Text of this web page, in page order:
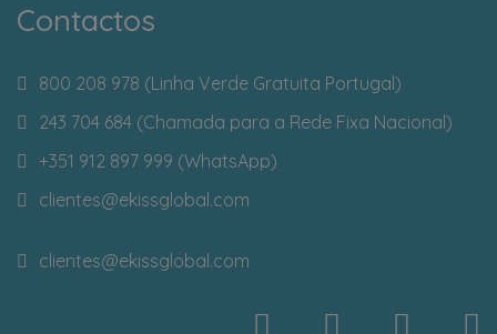
Contactos
800 208 978 (Linha Verde Gratuita Portugal)
243 704 684 (Chamada para a Rede Fixa Nacional)
+351 912 897 999 (WhatsApp)
clientes@ekissglobal.com
clientes@ekissglobal.com